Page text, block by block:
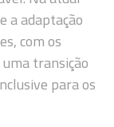
a adaptação
com os
transição
para os